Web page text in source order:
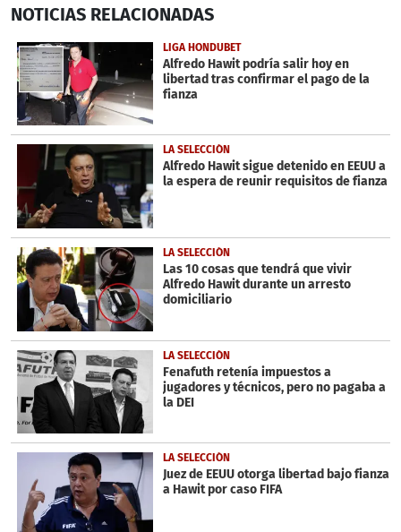
seconds
3
minutes,
3
seconds
NOTICIAS RELACIONADAS
LIGA HONDUBET
Alfredo Hawit podría salir hoy en
libertad tras confirmar el pago de la
fianza
LA SELECCIÓN
Alfredo Hawit sigue detenido en EEUU a
la espera de reunir requisitos de fianza
LA SELECCIÓN
Las 10 cosas que tendrá que vivir
Alfredo Hawit durante un arresto
domiciliario
LA SELECCIÓN
Fenafuth retenía impuestos a
jugadores y técnicos, pero no pagaba a
la DEI
LA SELECCIÓN
Juez de EEUU otorga libertad bajo fianza
a Hawit por caso FIFA